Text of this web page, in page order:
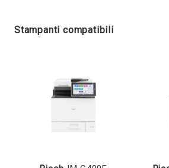
Stampanti compatibili